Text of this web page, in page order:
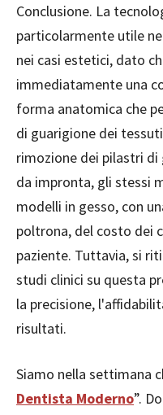
Conclusione. La
particolarmente utile
nei casi estetici, dato
immediatamente una
forma anatomica che
di guarigione dei
rimozione dei pilastri
da impronta, gli stessi
modelli in gesso, con
poltrona, del costo dei
paziente. Tuttavia, si
studi clinici su questa
la precisione,
risultati.
Siamo nella settimana
Dentista Moderno”.